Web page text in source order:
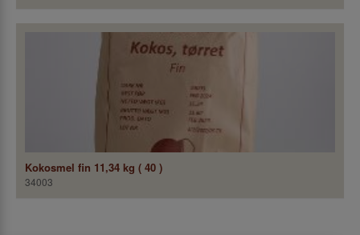
Kokosmel fin 11,34 kg ( 40 )
34003